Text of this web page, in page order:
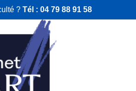
? Tél : 04 79 88 91 58